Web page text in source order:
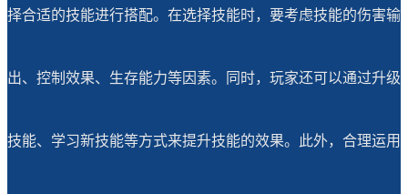
择合适的技能进行搭配。在选择技能时，要考虑技能的伤害输
出、控制效果、生存能力等因素。同时，玩家还可以通过升级
技能、学习新技能等方式来提升技能的效果。此外，合理运用